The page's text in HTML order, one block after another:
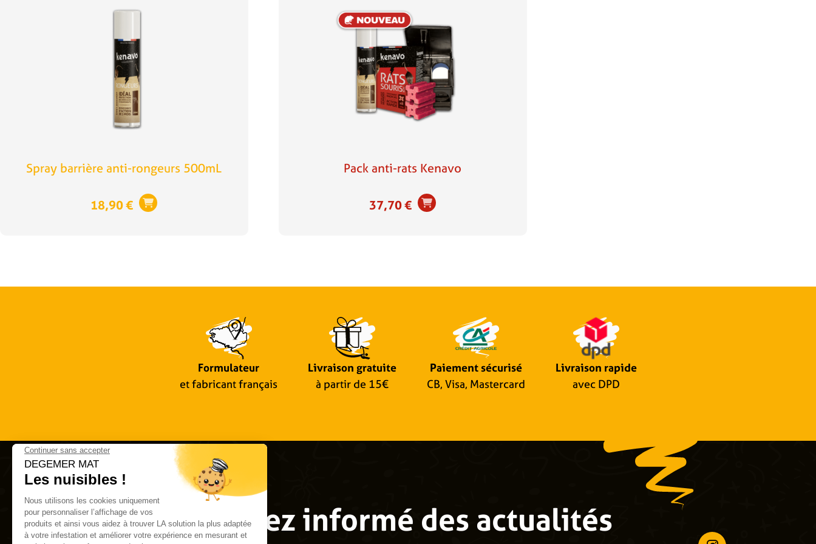
Spray barrière anti-rongeurs 500mL
18,90€
Pack anti-rats Kenavo
37,70€
Formulateur
et fabricant français
Livraison gratuite
à partir de 15€
Paiement sécurisé
CB, Visa, Mastercard
Livraison rapide
avec DPD
Restez informé des actualités